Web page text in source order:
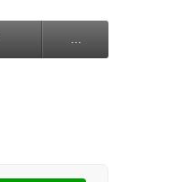
...